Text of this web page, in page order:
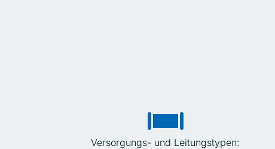
Versorgungs- und Leitungstypen: